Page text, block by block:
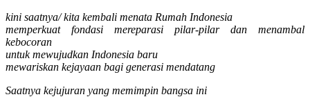
kini saatnya/ kita kembali menata Rumah Indonesia
memperkuat fondasi mereparasi pilar-pilar dan menambal
kebocoran
untuk mewujudkan Indonesia baru
mewariskan kejayaan bagi generasi mendatang
Saatnya kejujuran yang memimpin bangsa ini